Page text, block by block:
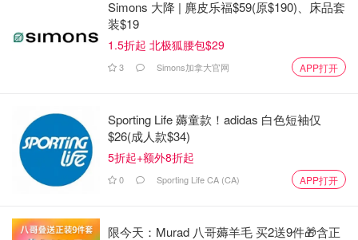
Simons 大降 | 麂皮乐福$59(原$190)、床品套
装$19
1.5折起 北极狐腰包$29
3 Simons加拿大官网 APP打开
Sporting Life 薅童款！adidas 白色短袖仅
$26(成人款$34)
5折起+额外8折起
0 Sporting Life CA (CA) APP打开
限今天：Murad 八哥薅羊毛 买2送9件🎁含正